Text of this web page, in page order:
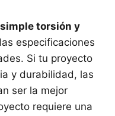
torsión y
especificaciones
Si tu proyecto
y durabilidad, las
ser la mejor
requiere una